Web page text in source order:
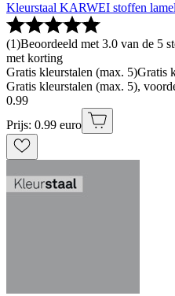
Kleurstaal KARWEI stoffen
(1)Beoordeeld met 3.0 van de 5
met korting
Gratis kleurstalen (max. 5)Gratis
Gratis kleurstalen (max. 5),
0.99
Prijs: 0.99 euro